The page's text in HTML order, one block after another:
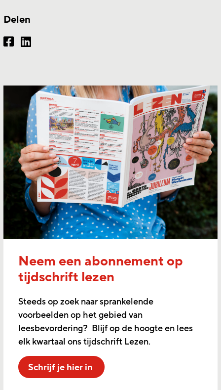
Delen
Neem een abonnement op
tijdschrift lezen
Steeds op zoek naar sprankelende
voorbeelden op het gebied van
leesbevordering? Blijf op de hoogte en lees
elk kwartaal ons tijdschrift Lezen.
Schrijf je hier in